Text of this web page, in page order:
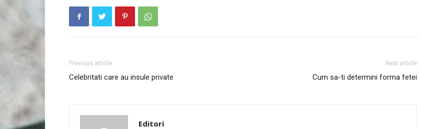
Previous article
Celebritati care au insule private
Next article
Cum sa-ti determini forma fetei
Editori